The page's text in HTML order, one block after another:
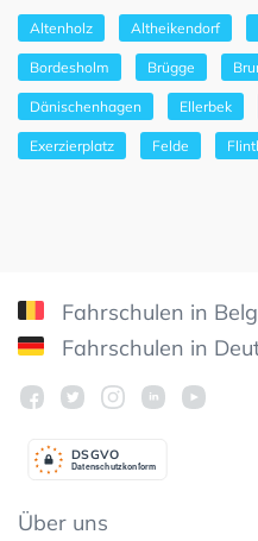
Altenholz Altheikendorf
Bordesholm Brügge
Dänischenhagen Ellerbek
Exerzierplatz Felde
Fahrschulen in
Fahrschulen in
Datenschutzkonform
DSGVO
Über uns